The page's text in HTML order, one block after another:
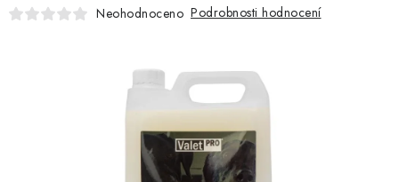
DÁRKOVÉ SADY A POUKAZY
Neohodnoceno Podrobnosti hodnocení